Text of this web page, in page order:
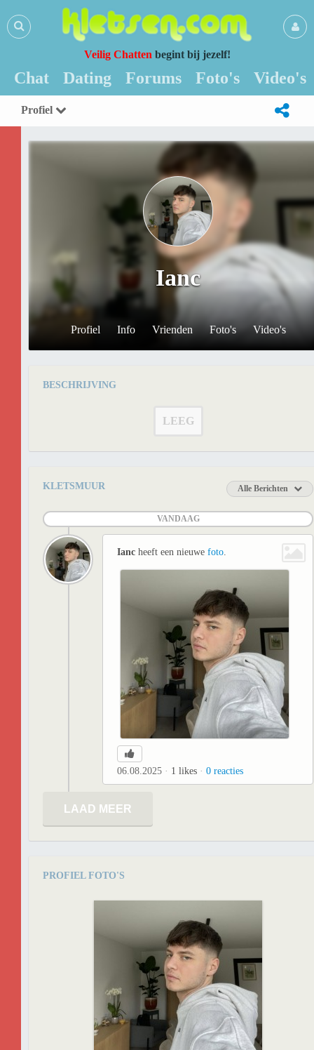
Veilig Chatten begint bij jezelf!
Chat Dating Forums Foto's Video's
Profiel
Ianc
Profiel Info Vrienden Foto's Video's
BESCHRIJVING
LEEG
KLETSMUUR Alle Berichten
VANDAAG
Ianc heeft een nieuwe foto.
06.08.2025 1 likes 0 reacties
LAAD MEER
PROFIEL FOTO'S